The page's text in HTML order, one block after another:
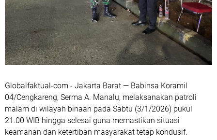
Globalfaktual-com - Jakarta Barat — Babinsa Koramil
04/Cengkareng, Serma A. Manalu, melaksanakan patroli
malam di wilayah binaan pada Sabtu (3/1/2026) pukul
21.00 WIB hingga selesai guna memastikan situasi
keamanan dan ketertiban masyarakat tetap kondusif.